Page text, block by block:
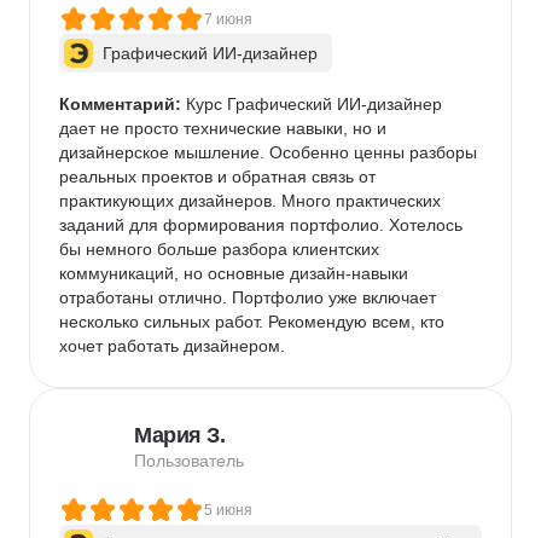
7 июня
Графический ИИ-дизайнер
Комментарий: Курс Графический ИИ-дизайнер
дает не просто технические навыки, но и
дизайнерское мышление. Особенно ценны разборы
реальных проектов и обратная связь от
практикующих дизайнеров. Много практических
заданий для формирования портфолио. Хотелось
бы немного больше разбора клиентских
коммуникаций, но основные дизайн-навыки
отработаны отлично. Портфолио уже включает
несколько сильных работ. Рекомендую всем, кто
хочет работать дизайнером.
Мария З.
Пользователь
5 июня